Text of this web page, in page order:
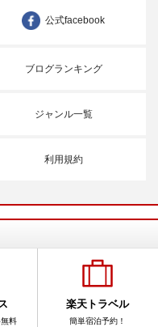
公式facebook
ブログランキング
ジャンル一覧
利用規約
料
楽天トラベル
簡単宿泊予約！